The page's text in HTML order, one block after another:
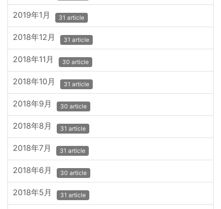
2019年1月 31 article
2018年12月 31 article
2018年11月 30 article
2018年10月 31 article
2018年9月 30 article
2018年8月 31 article
2018年7月 31 article
2018年6月 30 article
2018年5月 31 article